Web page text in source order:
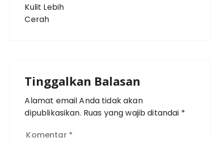
Tinggalkan Balasan
Alamat email Anda tidak akan
dipublikasikan. Ruas yang wajib ditandai *
Komentar *